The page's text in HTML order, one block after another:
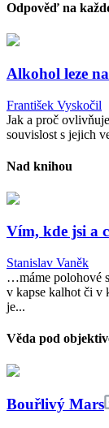
Odpověď na
Alkohol leze
František Vyskočil
Jak a proč
souvislost s jejich
Nad knihou
Vím, kde jsi a
Stanislav Vaněk
…máme polohové
v kapse kalhot či v
je...
Věda pod
Bouřlivý Mars